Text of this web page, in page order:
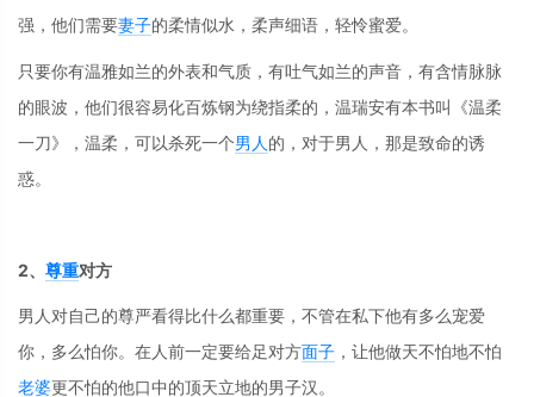
强，他们需要妻子的柔情似水，柔声细语，轻怜蜜爱。
只要你有温雅如兰的外表和气质，有吐气如兰的声音，有含情脉脉
的眼波，他们很容易化百炼钢为绕指柔的，温瑞安有本书叫《温柔
一刀》，温柔，可以杀死一个男人 的，对于男人，那是致命的诱
惑。
2、 尊重对方
男人对自己的尊严看得比什么都重要，不管在私下他有多么宠爱
你，多么怕你。在人前一定要给足对方面子 ，让他做天不怕地不怕
老婆更不怕的他口中的顶天立地的男子汉。